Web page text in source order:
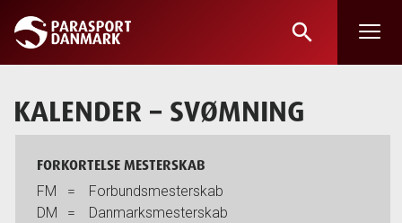
Skip
to
content
search
KALENDER – SVØMNING
FORKORTELSE MESTERSKAB
FM =
Forbundsmesterskab
DM
=
Danmarksmesterskab